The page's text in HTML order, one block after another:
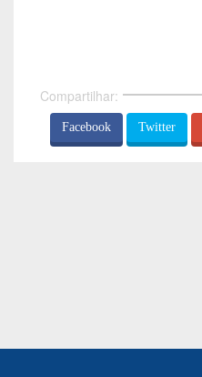
Compartilhar:
Facebook Twitter